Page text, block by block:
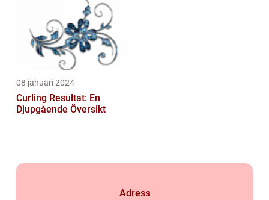
08 januari 2024
Curling Resultat: En
Djupgående Översikt
Adress